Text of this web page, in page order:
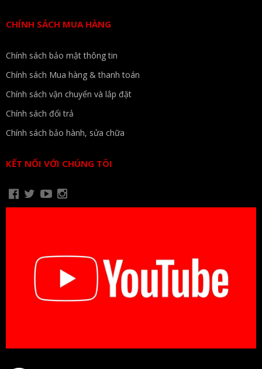
CHÍNH SÁCH MUA HÀNG
Chính sách bảo mật thông tin
Chính sách Mua hàng & thanh toán
Chính sách vận chuyển và lắp đặt
Chính sách đổi trả
Chính sách bảo hành, sửa chữa
KẾT NỐI VỚI CHÚNG TÔI